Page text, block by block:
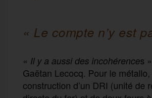
« Le compte n’y est
« Il y a aussi des incohérences
Gaëtan Lecocq. Pour le
construction d’un DRI (unité de